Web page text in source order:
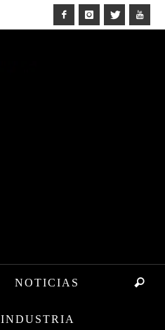
NOTICIAS
INDUSTRIA